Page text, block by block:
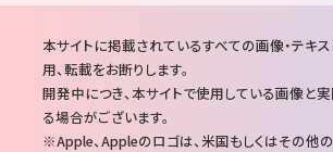
注
意
事
項
本サイトに掲載されているすべての画像・テキ
用、転載をお断りします。
開発中につき、本サイトで使用している画像と
る場合がございます。
Apple、Appleのロゴは、米国もしくはその他